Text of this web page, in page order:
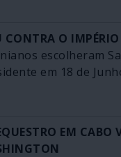
O IMPÉRIO
escolheram
em 18 de
EM CABO